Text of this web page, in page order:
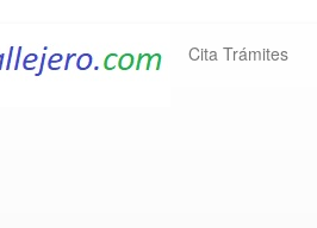
Cita Trámites